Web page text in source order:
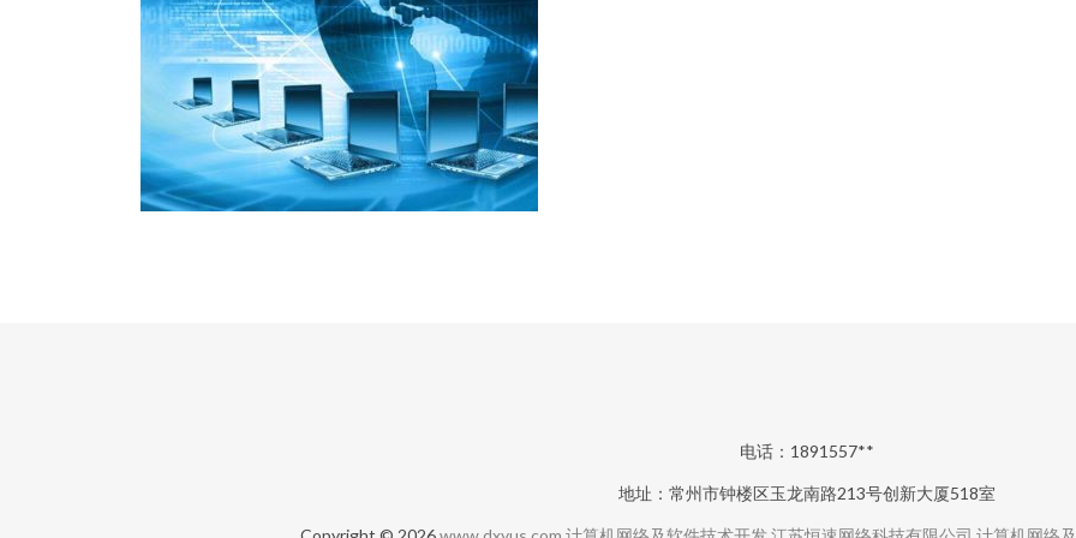
电话：1891557**
地址：常州市钟楼区玉龙南路213号创新大厦518室